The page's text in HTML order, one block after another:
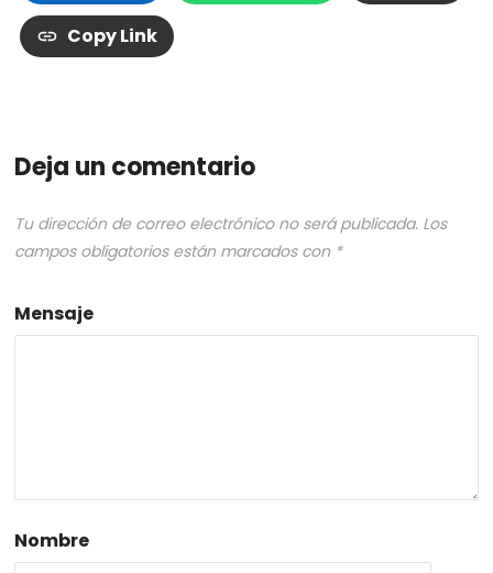
Copy Link
Deja un comentario
Tu dirección de correo electrónico no será publicada. Los
campos obligatorios están marcados con *
Mensaje
Nombre